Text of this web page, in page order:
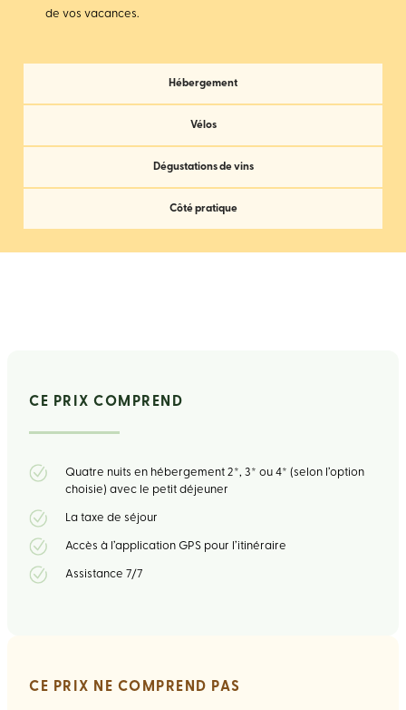
Hébergement
Vélos
Dégustations de vins
Côté pratique
de vos vacances.
CE PRIX COMPREND
Quatre nuits en hébergement 2*, 3* ou 4* (selon l’option
choisie) avec le petit déjeuner
La taxe de séjour
Accès à l’application GPS pour l’itinéraire
Assistance 7/7
CE PRIX NE COMPREND PAS